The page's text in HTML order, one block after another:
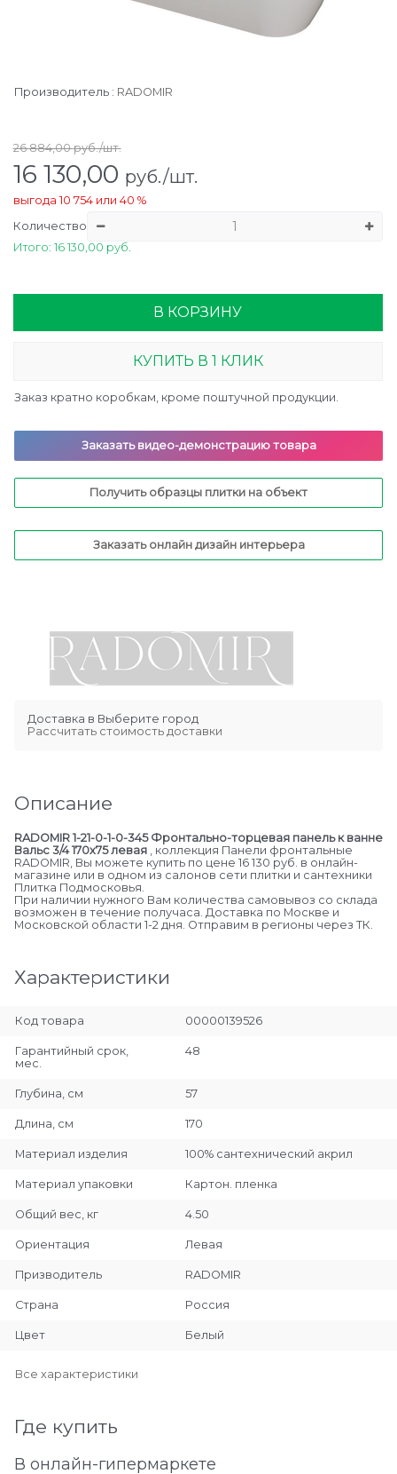
Производитель : RADOMIR
26 884,00руб./шт.
16 130,00 руб./шт.
выгода 10 754или 40 %
Количество
Итого: 16 130,00 руб.
В КОРЗИНУ
КУПИТЬ В 1 КЛИК
Заказ кратно коробкам, кроме поштучной продукции.
Заказать видео-демонстрацию товара
Получить образцы плитки на объект
Заказать онлайн дизайн интерьера
Доставка в Выберите город
Рассчитать стоимость доставки
Описание
RADOMIR 1-21-0-1-0-345 Фронтально-торцевая панель к ванне
Вальс 3/4 170х75 левая , коллекция Панели фронтальные
RADOMIR, Вы можете купить по цене 16 130 руб. в онлайн-
магазине или в одном из салонов сети плитки и сантехники
Плитка Подмосковья.
При наличии нужного Вам количества самовывоз со склада
возможен в течение получаса. Доставка по Москве и
Московской области 1-2 дня. Отправим в регионы через ТК.
Характеристики
Код товара 00000139526
Гарантийный срок,
мес.
48
Глубина, см 57
Длина, см 170
Материал изделия 100% сантехнический акрил
Материал упаковки Картон. пленка
Общий вес, кг 4.50
Ориентация Левая
Призводитель RADOMIR
Страна Россия
Цвет Белый
Все характеристики
Где купить
В онлайн-гипермаркете